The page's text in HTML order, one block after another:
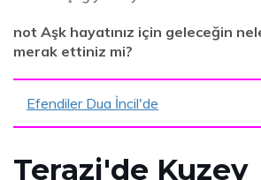
not Aşk hayatınız için geleceğin
merak ettiniz mi?
Efendiler Dua İncil'de
Terazi'de Kuzey